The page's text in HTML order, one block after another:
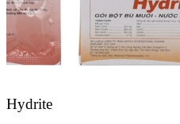
Hydrite